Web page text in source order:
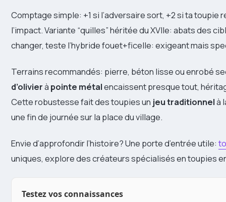
Comptage simple: +1 si l’adversaire sort, +2 si ta toupie
l’impact. Variante “quilles” héritée du XVIIe: abats des
changer, teste l’hybride fouet+ficelle: exigeant mais
Terrains recommandés: pierre, béton lisse ou enrobé
d’olivierà pointe métalencaissent presque tout,
Cette robustesse fait des toupies un jeu traditionnelà
une fin de journée sur la place du village.
Envie d’approfondir l’histoire? Une porte d’entrée utile:
uniques, explore des créateurs spécialisés en toupies
Testez vos connaissances